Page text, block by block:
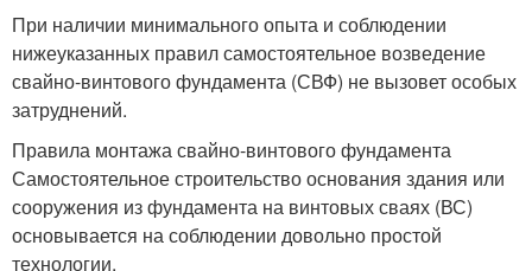
При наличии минимального опыта и соблюдении
нижеуказанных правил самостоятельное возведение
свайно-винтового фундамента (СВФ) не вызовет особых
затруднений.
Правила монтажа свайно-винтового фундамента
Самостоятельное строительство основания здания или
сооружения из фундамента на винтовых сваях (ВС)
основывается на соблюдении довольно простой
технологии.